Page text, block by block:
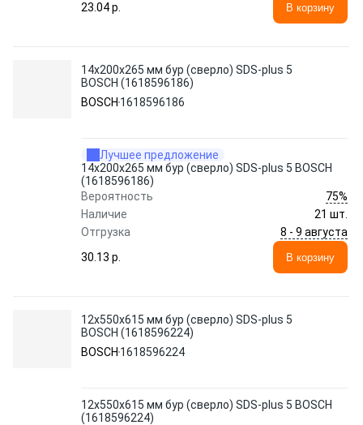
23.04 p.
В корзину
14х200х265 мм бур (сверло) SDS-plus 5
BOSCH (1618596186)
BOSCH 1618596186
Лучшее предложение
14х200х265 мм бур (сверло) SDS-plus 5 BOSCH
(1618596186)
Вероятность
75%
Наличие
21 шт.
Отгрузка
8 - 9 августа
30.13 p.
В корзину
12х550х615 мм бур (сверло) SDS-plus 5
BOSCH (1618596224)
BOSCH 1618596224
12х550х615 мм бур (сверло) SDS-plus 5 BOSCH
(1618596224)